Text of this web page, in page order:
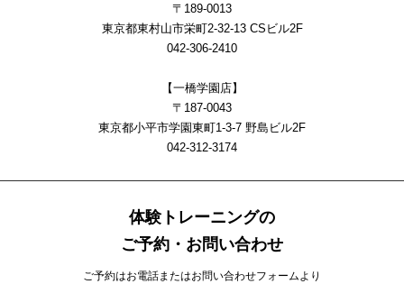
〒189-0013
東京都東村山市栄町2-32-13 CSビル2F
042-306-2410
【一橋学園店】
〒187-0043
東京都小平市学園東町1-3-7 野島ビル2F
042-312-3174
体験トレーニングの
ご予約・お問い合わせ
ご予約はお電話またはお問い合わせフォームより